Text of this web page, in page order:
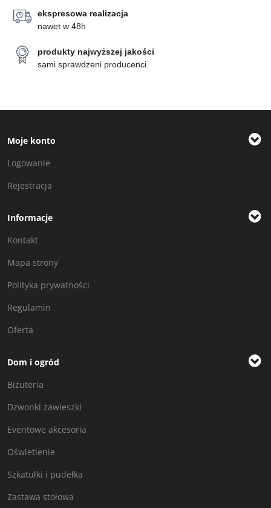
ekspresowa realizacja
nawet w 48h
produkty najwyższej jakości
sami sprawdzeni producenci.
Moje konto
Logowanie
Rejestracja
Informacje
Kontakt
Mapa strony
Polityka prywatności
Regulamin
Oferta
Dom i ogród
Biżuteria
Dzwonki zawieszki
Eventowe akcesoria
Oświetlenie
Szkatułki i pudełka
Zastawa stołowa